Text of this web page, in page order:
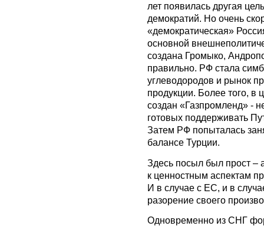
лет появилась другая
демократий. Но очень
«демократическая»
основной
создана Громыко,
правильно. РФ стала
углеводородов и рынок
продукции. Более того,
создан «Газпромленд» -
готовых поддерживать
Затем РФ попыталась
балансе Турции.
Здесь посыл был прост –
к ценностным аспектам
И в случае с ЕС, и в
разорение своего
Одновременно из СНГ